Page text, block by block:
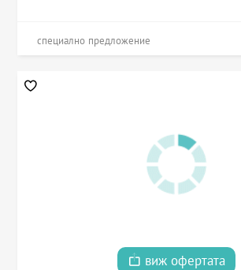
специално предложение
виж офертата